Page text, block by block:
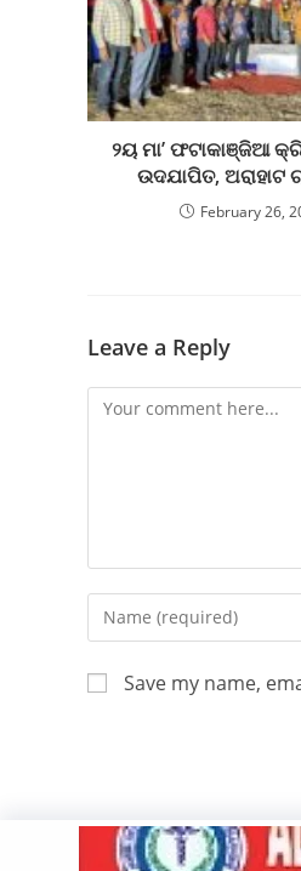
୨ୟ ମା’ ଫଟାକାଞ୍ଜିଆ
ଉଦଯାପିତ, ଅରାହାଟ
February 26,
Leave a Reply
Save my name,